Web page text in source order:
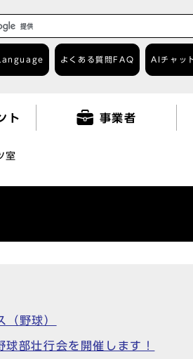
よくある質問 FAQ AIチャッ
ト 事業者
室
野球）
部壮行会を開催します！